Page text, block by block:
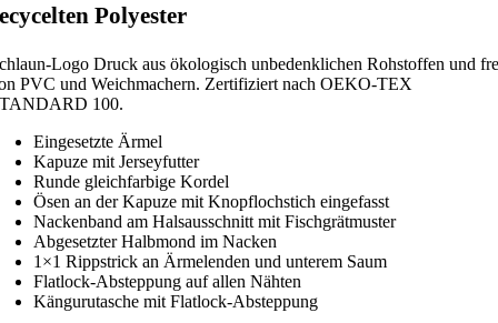
Polyester
Logo Druck aus ökologisch unbedenklichen Rohstoffen und
PVC und Weichmachern. Zertifiziert nach OEKO-TEX
100.
Eingesetzte Ärmel
Kapuze mit Jerseyfutter
Runde gleichfarbige Kordel
Ösen an der Kapuze mit Knopflochstich eingefasst
Nackenband am Halsausschnitt mit Fischgrätmuster
Abgesetzter Halbmond im Nacken
1×1 Rippstrick an Ärmelenden und unterem Saum
Flatlock-Absteppung auf allen Nähten
Kängurutasche mit Flatlock-Absteppung